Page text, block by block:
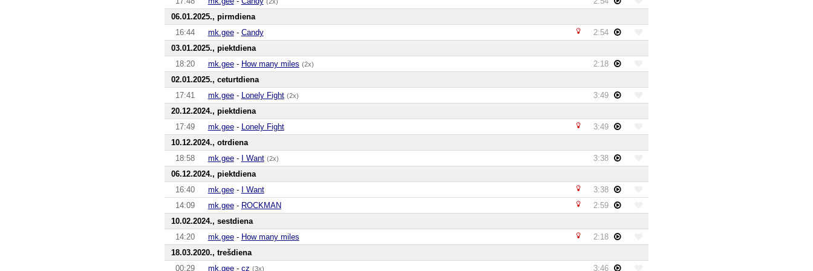
06.01.2025., pirmdiena
16:44
mk.gee- Candy
2:54
03.01.2025., piektdiena
18:20
mk.gee- How many miles (2x)
2:18
02.01.2025., ceturtdiena
17:41
mk.gee- Lonely Fight (2x)
3:49
20.12.2024., piektdiena
17:49
mk.gee- Lonely Fight
3:49
10.12.2024., otrdiena
18:58
mk.gee- I Want (2x)
3:38
06.12.2024., piektdiena
16:40
mk.gee- I Want
3:38
14:09
mk.gee- ROCKMAN
2:59
10.02.2024., sestdiena
14:20
mk.gee- How many miles
2:18
18.03.2020., trešdiena
00:29
mk.gee- cz (3x) 3:46